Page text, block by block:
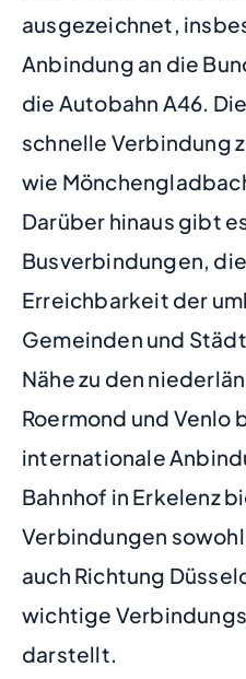
ausgezeichnet,
Anbindung an die
die Autobahn A46.
schnelle Verbindung
wie
Darüber hinaus gibt
Busverbindungen,
Erreichbarkeit der
Gemeinden und
Nähe zu den
Roermond und Venlo
internationale
Bahnhof in Erkelenz
Verbindungen
auch Richtung
wichtige
darstellt.